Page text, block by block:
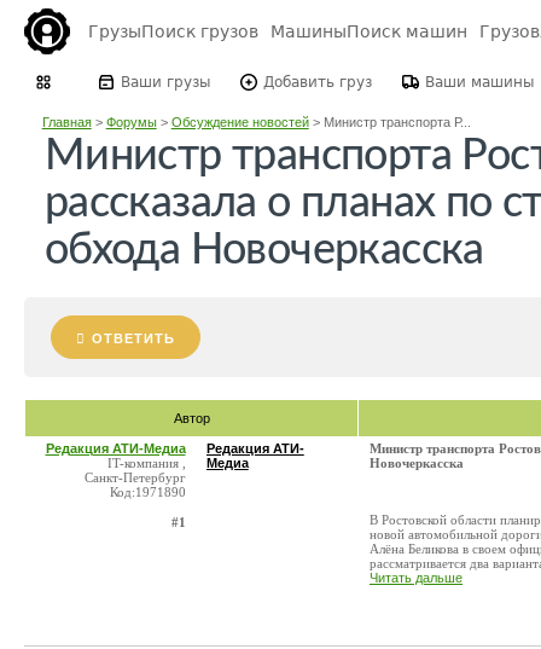
ГрузыПоиск грузов МашиныПоиск машин
Ваши грузы Добавить груз Ваши машины
Главная> Форумы> Обсуждение новостей> Министр транспорта Р...
Министр транспорта
рассказала о планах по
обхода Новочеркасска
ОТВЕТИТЬ
Автор
Редакция АТИ-Медиа
IT-компания ,
Санкт-Петербург
Код:1971890
#1
Редакция АТИ-
Медиа
Министр транспорта
Новочеркасска
В Ростовской области
новой автомобильной
Алёна Беликова в своем
рассматривается два
Читать дальше